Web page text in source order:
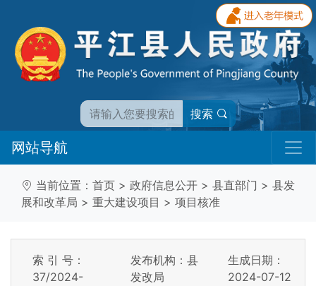
搜索
网站导航
当前位置： 首页 > 政府信息公开 > 县直部门 > 县发
展和改革局 > 重大建设项目 > 项目核准
索 引 号：
37/2024-
发布机构：县
发改局
生成日期：
2024-07-12